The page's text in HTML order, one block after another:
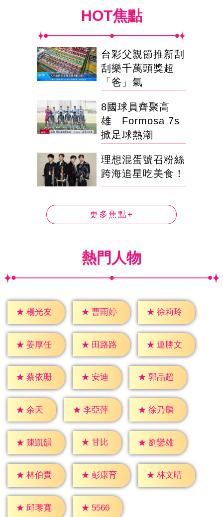
HOT焦點
台彩父親節推新刮
刮樂千萬頭獎超
「爸」氣
8國球員齊聚高
雄 Formosa 7s
掀足球熱潮
理想混蛋號召粉絲
跨海追星吃美食！
更多焦點+
熱門人物
★ 楊光友 ★ 曹雨婷 ★ 徐莉玲
★ 姜厚任 ★ 田路路 ★ 連勝文
★ 蔡依珊 ★ 安迪 ★ 郭品超
★ 余天 ★ 李亞萍 ★ 徐乃麟
★ 陳凱韻 ★ 甘比 ★ 劉鑾雄
★ 林伯實 ★ 彭康育 ★ 林文晴
★ 邱瓈寬 ★ 5566